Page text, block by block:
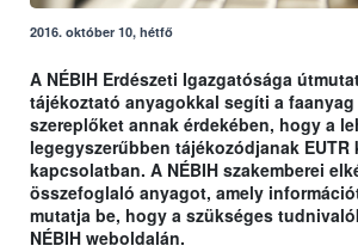
2016. október 10, hétfő
A NÉBIH Erdészeti Igazgatósága
tájékoztató anyagokkal segíti a
szereplőket annak érdekében, hogy a
legegyszerűbben tájékozódjanak
kapcsolatban. A NÉBIH szakemberei
összefoglaló anyagot, amely
mutatja be, hogy a szükséges
NÉBIH weboldalán.